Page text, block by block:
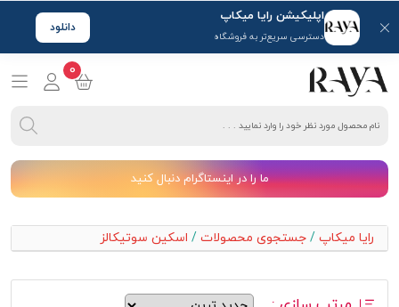
اپلیکیشن رایا میکاپ
دسترسی سریع‌تر به فروشگاه
دانلود
0
ما را در اینستاگرام دنبال کنید
رایا میکاپ / جستجوی محصولات / اسکین سوتیکالز